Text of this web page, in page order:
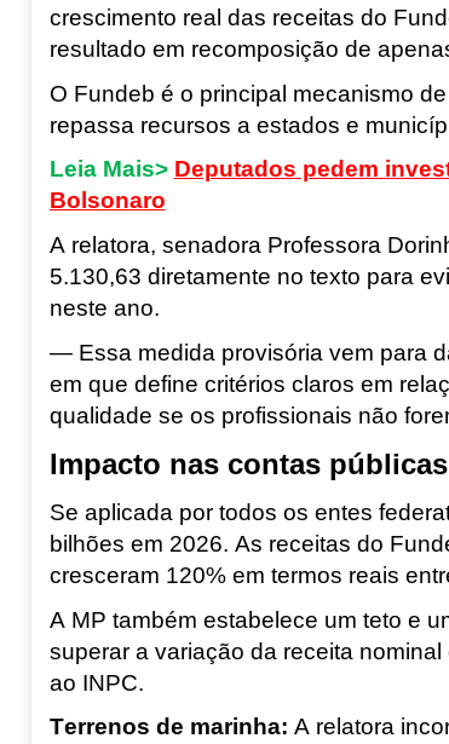
crescimento real das receitas do
resultado em recomposição de
O Fundeb é o principal mecanismo
repassa recursos a estados e
Leia Mais> Deputados pedem
Bolsonaro
A relatora, senadora Professora
5.130,63 diretamente no texto para
neste ano.
— Essa medida provisória vem para
em que define critérios claros em
qualidade se os profissionais não
Impacto nas contas públicas
Se aplicada por todos os entes
bilhões em 2026. As receitas do
cresceram 120% em termos reais
A MP também estabelece um teto e
superar a variação da receita
ao INPC.
Terrenos de marinha: A relatora